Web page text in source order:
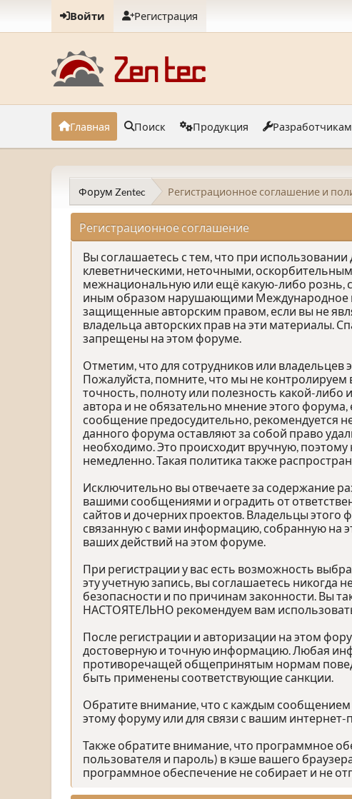
Войти Регистрация
Главная Поиск Продукция Разработчикам
Форум Zentec Регистрационное соглашение и
Регистрационное соглашение
Вы соглашаетесь с тем, что при
клеветническими, неточными,
межнациональную или ещё какую-либо
иным образом нарушающими Международное
защищенные авторским правом, если вы не
владельца авторских прав на эти материалы.
запрещены на этом форуме.
Отметим, что для сотрудников или
Пожалуйста, помните, что мы не контролируем
точность, полноту или полезность какой-
автора и не обязательно мнение этого
сообщение предосудительно, рекомендуется
данного форума оставляют за собой право
необходимо. Это происходит вручную,
немедленно. Такая политика также
Исключительно вы отвечаете за содержание
вашими сообщениями и оградить от
сайтов и дочерних проектов. Владельцы
связанную с вами информацию, собранную на
ваших действий на этом форуме.
При регистрации у вас есть возможность
эту учетную запись, вы соглашаетесь никогда
безопасности и по причинам законности. Вы
НАСТОЯТЕЛЬНО рекомендуем вам
После регистрации и авторизации на этом
достоверную и точную информацию. Любая
противоречащей общепринятым нормам
быть применены соответствующие санкции.
Обратите внимание, что с каждым сообщением
этому форуму или для связи с вашим
Также обратите внимание, что программное
пользователя и пароль) в кэше вашего
программное обеспечение не собирает и не